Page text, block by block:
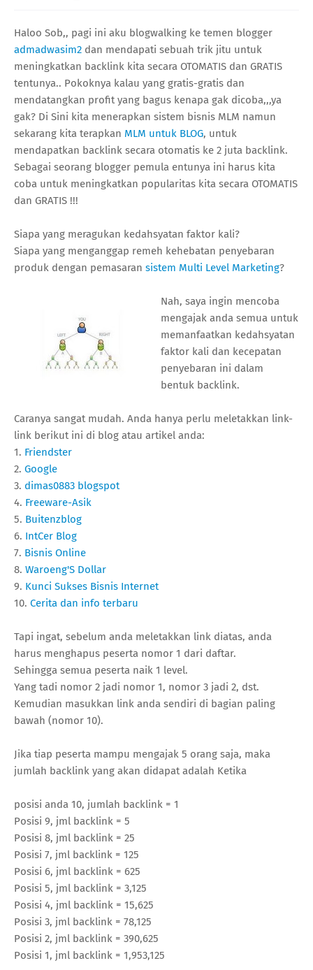
Haloo Sob,, pagi ini aku blogwalking ke temen blogger
admadwasim2 dan mendapati sebuah trik jitu untuk
meningkatkan backlink kita secara OTOMATIS dan GRATIS
tentunya.. Pokoknya kalau yang gratis-gratis dan
mendatangkan profit yang bagus kenapa gak dicoba,,,ya
gak? Di Sini kita menerapkan sistem bisnis MLM namun
sekarang kita terapkan MLM untuk BLOG, untuk
mendapatkan backlink secara otomatis ke 2 juta backlink.
Sebagai seorang blogger pemula entunya ini harus kita
coba untuk meningkatkan popularitas kita secara OTOMATIS
dan GRATIS !!!
Siapa yang meragukan kedahsyatan faktor kali?
Siapa yang menganggap remeh kehebatan penyebaran
produk dengan pemasaran sistem Multi Level Marketing?
Nah, saya ingin mencoba
mengajak anda semua untuk
memanfaatkan kedahsyatan
faktor kali dan kecepatan
penyebaran ini dalam
bentuk backlink.
Caranya sangat mudah. Anda hanya perlu meletakkan link-
link berikut ini di blog atau artikel anda:
1. Friendster
2. Google
3. dimas0883 blogspot
4. Freeware-Asik
5. Buitenzblog
6. IntCer Blog
7. Bisnis Online
8. Waroeng'S Dollar
9. Kunci Sukses Bisnis Internet
10. Cerita dan info terbaru
Tapi ingat, sebelum anda meletakkan link diatas, anda
harus menghapus peserta nomor 1 dari daftar.
Sehingga semua peserta naik 1 level.
Yang tadi nomor 2 jadi nomor 1, nomor 3 jadi 2, dst.
Kemudian masukkan link anda sendiri di bagian paling
bawah (nomor 10).
Jika tiap peserta mampu mengajak 5 orang saja, maka
jumlah backlink yang akan didapat adalah Ketika
posisi anda 10, jumlah backlink = 1
Posisi 9, jml backlink = 5
Posisi 8, jml backlink = 25
Posisi 7, jml backlink = 125
Posisi 6, jml backlink = 625
Posisi 5, jml backlink = 3,125
Posisi 4, jml backlink = 15,625
Posisi 3, jml backlink = 78,125
Posisi 2, jml backlink = 390,625
Posisi 1, jml backlink = 1,953,125